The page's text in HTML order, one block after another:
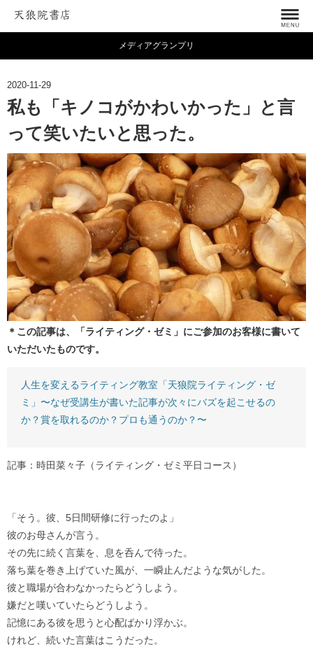
メディアグランプリ
2020-11-29
私も「キノコがかわいかった」と言
って笑いたいと思った。
＊この記事は、「ライティング・ゼミ」にご参加のお客様に書いて
いただいたものです。
人生を変えるライティング教室「天狼院ライティング・ゼ
ミ」〜なぜ受講生が書いた記事が次々にバズを起こせるの
か？賞を取れるのか？プロも通うのか？〜
記事：時田菜々子（ライティング・ゼミ平日コース）
「そう。彼、5日間研修に行ったのよ」
彼のお母さんが言う。
その先に続く言葉を、息を呑んで待った。
落ち葉を巻き上げていた風が、一瞬止んだような気がした。
彼と職場が合わなかったらどうしよう。
嫌だと嘆いていたらどうしよう。
記憶にある彼を思うと心配ばかり浮かぶ。
けれど、続いた言葉はこうだった。